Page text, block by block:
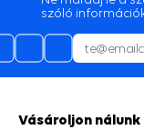
szóló
Vásároljon nálunk